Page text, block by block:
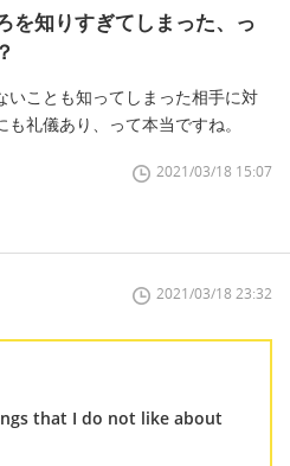
を知りすぎてしまった、っ
いことも知ってしまった相手に対
礼儀あり、って本当ですね。
2021/03/18 15:07
2021/03/18 23:32
that I do not like about